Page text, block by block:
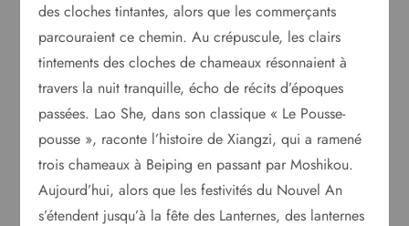
des cloches tintantes, alors que les commerçants
parcouraient ce chemin. Au crépuscule, les clairs
tintements des cloches de chameaux résonnaient à
travers la nuit tranquille, écho de récits d’époques
passées. Lao She, dans son classique « Le Pousse-
pousse », raconte l’histoire de Xiangzi, qui a ramené
trois chameaux à Beiping en passant par Moshikou.
Aujourd’hui, alors que les festivités du Nouvel An
s’étendent jusqu’à la fête des Lanternes, des lanternes